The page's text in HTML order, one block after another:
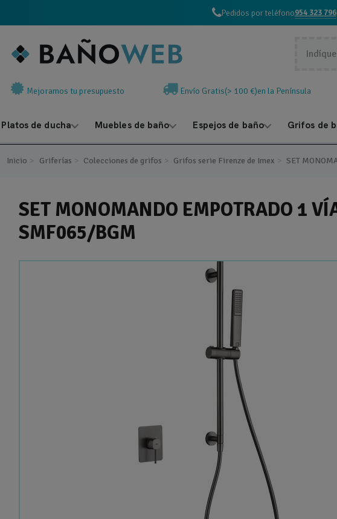
Pedidos por teléfono954 323 796
Mejoramos tu presupuesto Envío Gratis(> 100 €)en la Península
Platos de ducha Muebles de baño Espejos de baño Grifos de
Inicio Griferías Colecciones de grifos Grifos serie Firenze de Imex SET
SET MONOMANDO EMPOTRADO 1
SMF065/BGM